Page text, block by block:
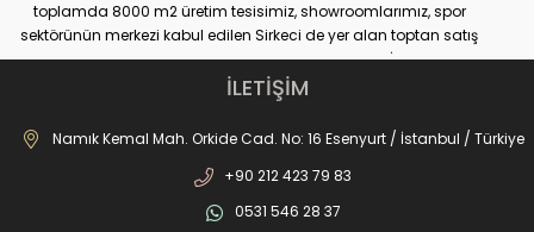
toplamda 8000 m2 üretim tesisimiz, showroomlarımız, spor
sektörünün merkezi kabul edilen Sirkeci de yer alan toptan satış
mağazamız, Türkiye genelinde yaklaşık 300 bayimiz, İstanbul’da 10
perakande mağazamız, Türkiye’ye hizmet eden e-ticaret sanal
mağazamız ile AS SPOR ailesi günden güne büyüyerek sektöre,
JOMA markası ile de Türkiye'de ülkemize hizmet etmektedir.
İLETİŞİM
Namık Kemal Mah. Orkide Cad. No: 16 Esenyurt / İstanbul / Türkiye
+90 212 423 79 83
0531 546 28 37